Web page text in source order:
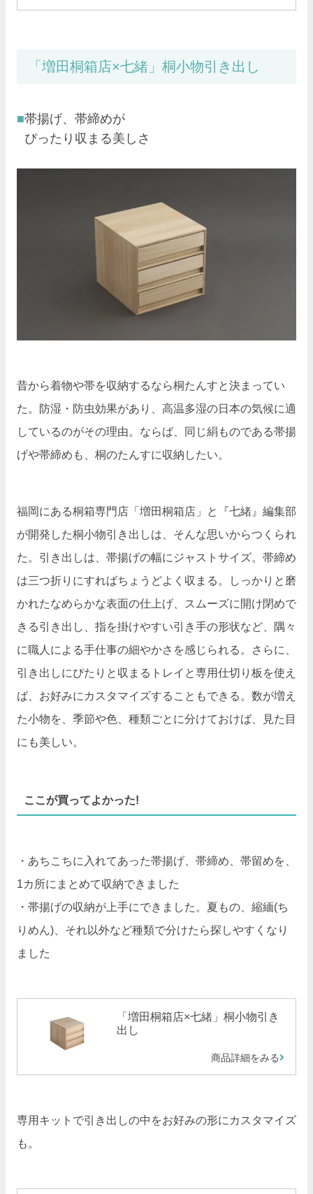
「増田桐箱店×七緒」桐小物引き出し
帯揚げ、帯締めが
ぴったり収まる美しさ
昔から着物や帯を収納するなら桐たんすと決まってい
た。防湿・防虫効果があり、高温多湿の日本の気候に適
しているのがその理由。ならば、同じ絹ものである帯揚
げや帯締めも、桐のたんすに収納したい。
福岡にある桐箱専門店「増田桐箱店」と『七緒』編集部
が開発した桐小物引き出しは、そんな思いからつくられ
た。引き出しは、帯揚げの幅にジャストサイズ。帯締め
は三つ折りにすればちょうどよく収まる。しっかりと磨
かれたなめらかな表面の仕上げ、スムーズに開け閉めで
きる引き出し、指を掛けやすい引き手の形状など、隅々
に職人による手仕事の細やかさを感じられる。さらに、
引き出しにぴたりと収まるトレイと専用仕切り板を使え
ば、お好みにカスタマイズすることもできる。数が増え
た小物を、季節や色、種類ごとに分けておけば、見た目
にも美しい。
ここが買ってよかった!
・あちこちに入れてあった帯揚げ、帯締め、帯留めを、
1カ所にまとめて収納できました
・帯揚げの収納が上手にできました。夏もの、縮緬(ち
りめん)、それ以外など種類で分けたら探しやすくなり
ました
「増田桐箱店×七緒」桐小物引き
出し
商品詳細をみる
専用キットで引き出しの中をお好みの形にカスタマイズ
も。